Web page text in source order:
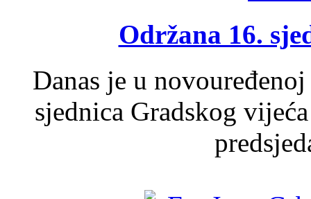
Održana 16.
Danas je u
sjednica Gradskog